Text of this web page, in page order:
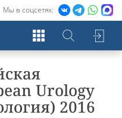
Мы в соцсетях:
Urology
2016